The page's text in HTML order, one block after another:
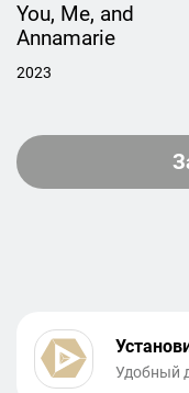
You, Me, and
Annamarie
2023
Удобный